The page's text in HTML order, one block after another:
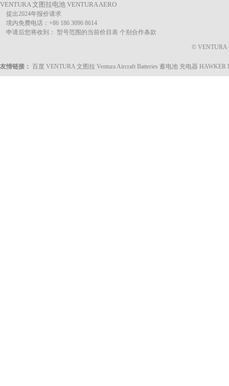
VENTURA 文图拉电池 VENTURA AERO
提出2024年报价请求
境内免费电话：+86 186 3096 8614
申请后您将收到： 型号范围的当前价目表 个别合作条款
© VENTURA
友情链接： 百度 VENTURA 文图拉 Ventura Aircraft Batteries 蓄电池 充电器 HAWKER